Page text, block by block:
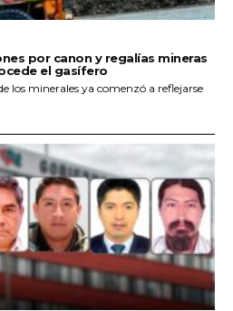
por canon y regalías mineras
el gasífero
los minerales ya comenzó a reflejarse